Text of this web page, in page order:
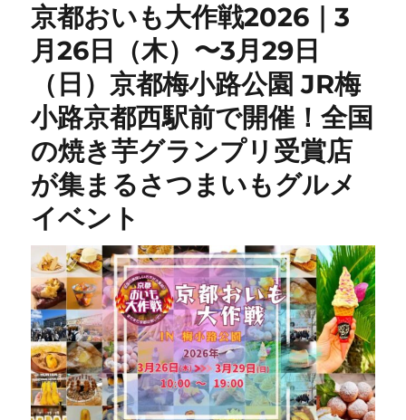
京都おいも大作戦2026｜3
月26日（木）〜3月29日
（日）京都梅小路公園 JR梅
小路京都西駅前で開催！全国
の焼き芋グランプリ受賞店
が集まるさつまいもグルメ
イベント